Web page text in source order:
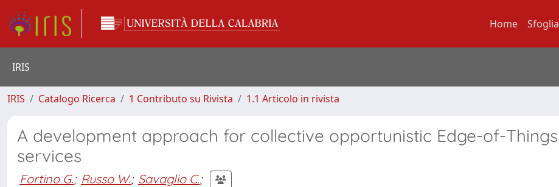
Home Sfoglia
IRIS
IRIS Catalogo Ricerca 1 Contributo su Rivista 1.1 Articolo in rivista
A development approach for collective opportunistic Edge-of-Things
services
Fortino G.; Russo W.; Savaglio C.;